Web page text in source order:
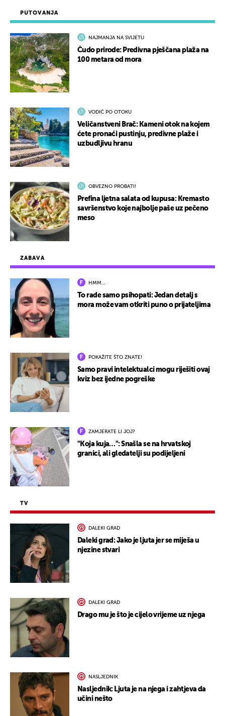
ZABAVA
HMM…
To rade samo psihopati: Jedan detalj s
mora može vam otkriti puno o prijateljima
POKAŽITE ŠTO ZNATE!
Samo pravi intelektualci mogu riješiti ovaj
kviz bez ijedne pogreške
ZAMJERATE LI JOJ?
"Koja kuja…": Snašla se na hrvatskoj
granici, ali gledatelji su podijeljeni
TV
DALEKI GRAD
Daleki grad: Jako je ljuta jer se miješa u
njezine stvari
DALEKI GRAD
Drago mu je što je cijelo vrijeme uz njega
NASLJEDNIK
Nasljednik: Ljuta je na njega i zahtjeva da
učini nešto
PUTOVANJA
NAJMANJA NA SVIJETU
Čudo prirode: Predivna pješčana plaža na
100 metara od mora
VODIČ PO OTOKU
Veličanstveni Brač: Kameni otok na kojem
ćete pronaći pustinju, predivne plaže i
uzbudljivu hranu
OBVEZNO PROBATI!
Prefina ljetna salata od kupusa: Kremasto
savršenstvo koje najbolje paše uz pečeno
meso